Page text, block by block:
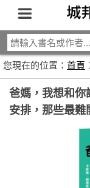
您現在的位置： 首頁
爸媽，我想和你
安排，那些最難